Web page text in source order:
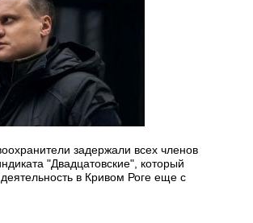
задержали всех членов
"Двадцатовские", который
в Кривом Роге еще с